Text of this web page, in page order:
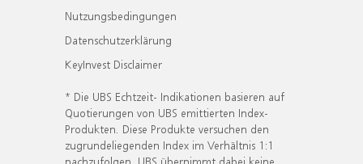
Nutzungsbedingungen
Datenschutzerklärung
KeyInvest Disclaimer
* Die UBS Echtzeit- Indikationen basieren auf
Quotierungen von UBS emittierten Index-
Produkten. Diese Produkte versuchen den
zugrundeliegenden Index im Verhältnis 1:1